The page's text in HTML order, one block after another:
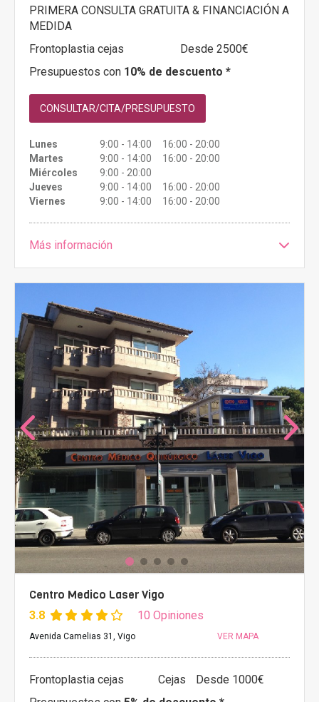
PRIMERA CONSULTA GRATUITA & FINANCIACIÓN A
MEDIDA
Frontoplastia cejas
Desde 2500€
Presupuestos con 10% de descuento *
CONSULTAR/CITA/PRESUPUESTO
Lunes
9:00 - 14:00 16:00 - 20:00
Martes
9:00 - 14:00 16:00 - 20:00
Miércoles
9:00 - 20:00
Jueves
9:00 - 14:00 16:00 - 20:00
Viernes
9:00 - 14:00 16:00 - 20:00
Más información
Centro Medico Laser Vigo
3.8 10 Opiniones
Avenida Camelias 31, Vigo VER MAPA
Frontoplastia cejas Cejas
Desde 1000€